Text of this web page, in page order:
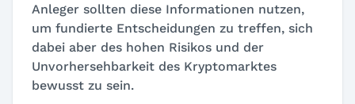
Anleger sollten diese Informationen nutzen,
um fundierte Entscheidungen zu treffen, sich
dabei aber des hohen Risikos und der
Unvorhersehbarkeit des Kryptomarktes
bewusst zu sein.